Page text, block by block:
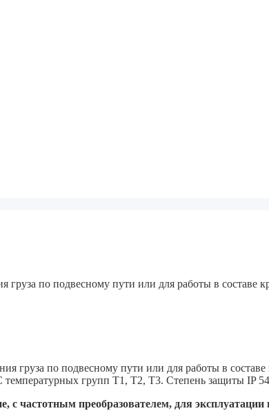
по подвесному пути или для работы в составе
груза по подвесному пути или для работы в
температурных групп Т1, Т2, Т3. Степень защиты
с частотным преобразователем, для